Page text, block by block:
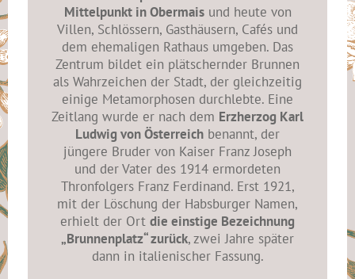
Mittelpunkt in Obermaisund heute von
Villen, Schlössern, Gasthäusern, Cafés und
dem ehemaligen Rathaus umgeben. Das
Zentrum bildet ein plätschernder Brunnen
als Wahrzeichen der Stadt, der gleichzeitig
einige Metamorphosen durchlebte. Eine
Zeitlang wurde er nach dem Erzherzog Karl
Ludwig von Österreich benannt, der
jüngere Bruder von Kaiser Franz Joseph
und der Vater des 1914 ermordeten
Thronfolgers Franz Ferdinand. Erst 1921,
mit der Löschung der Habsburger Namen,
erhielt der Ort die einstige Bezeichnung
„Brunnenplatz“ zurück, zwei Jahre später
dann in italienischer Fassung.